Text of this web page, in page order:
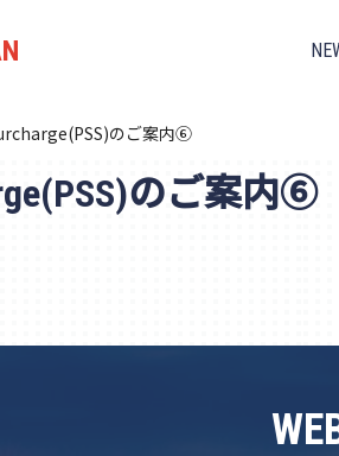
のご案内⑥
のご案内⑥